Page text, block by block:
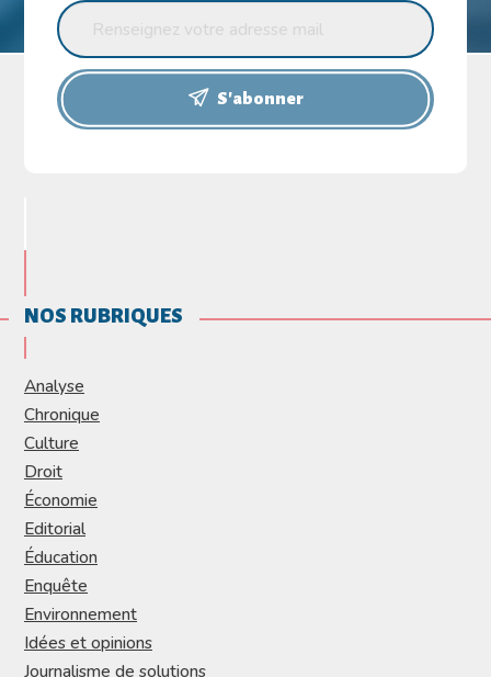
S'abonner
NOS RUBRIQUES
Analyse
Chronique
Culture
Droit
Économie
Editorial
Éducation
Enquête
Environnement
Idées et opinions
Journalisme de solutions